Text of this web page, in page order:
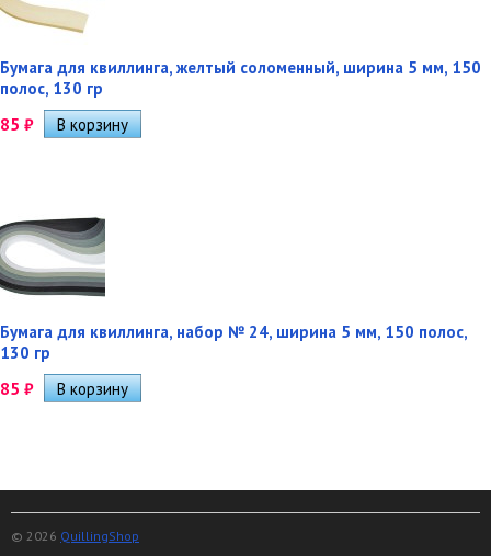
Бумага для квиллинга, желтый соломенный, ширина 5 мм, 150
полос, 130 гр
85 ₽
Бумага для квиллинга, набор № 24, ширина 5 мм, 150 полос,
130 гр
85 ₽
© 2026 QuillingShop